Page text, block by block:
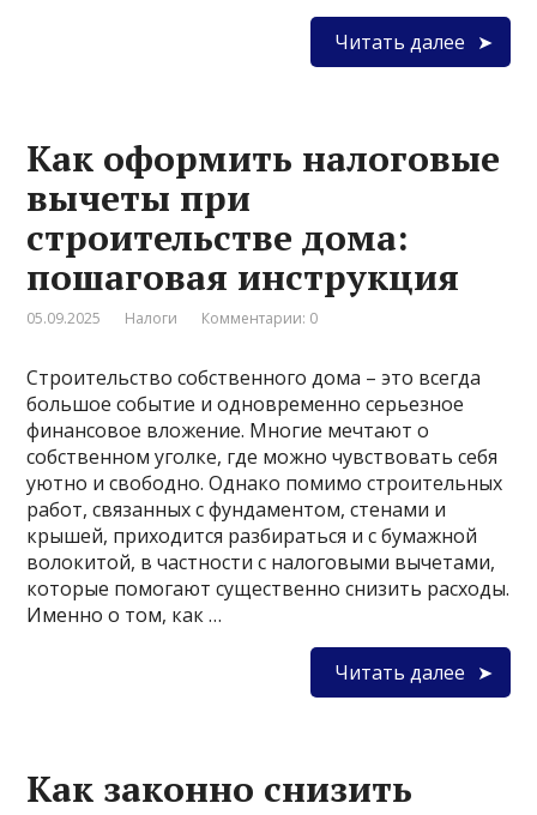
Читать далее
Как оформить налоговые
вычеты при
строительстве дома:
пошаговая инструкция
05.09.2025 Налоги Комментарии: 0
Строительство собственного дома – это всегда
большое событие и одновременно серьезное
финансовое вложение. Многие мечтают о
собственном уголке, где можно чувствовать себя
уютно и свободно. Однако помимо строительных
работ, связанных с фундаментом, стенами и
крышей, приходится разбираться и с бумажной
волокитой, в частности с налоговыми вычетами,
которые помогают существенно снизить расходы.
Именно о том, как …
Читать далее
Как законно снизить